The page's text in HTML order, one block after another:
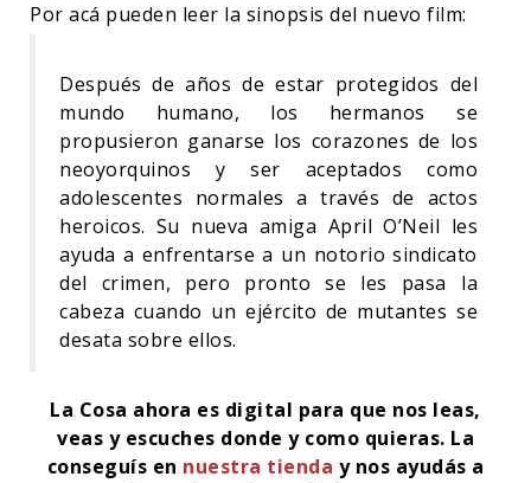
Por acá pueden leer la sinopsis del nuevo film:
Después de años de estar protegidos del
mundo humano, los hermanos se
propusieron ganarse los corazones de los
neoyorquinos y ser aceptados como
adolescentes normales a través de actos
heroicos. Su nueva amiga April O’Neil les
ayuda a enfrentarse a un notorio sindicato
del crimen, pero pronto se les pasa la
cabeza cuando un ejército de mutantes se
desata sobre ellos.
La Cosa ahora es digital para que nos leas,
veas y escuches donde y como quieras. La
conseguís en nuestra tienda y nos ayudás a